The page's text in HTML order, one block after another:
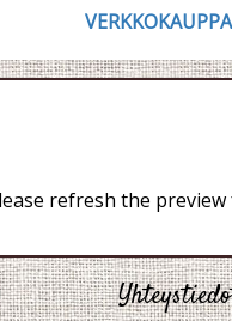
VERKKOKAUPPA
refresh the